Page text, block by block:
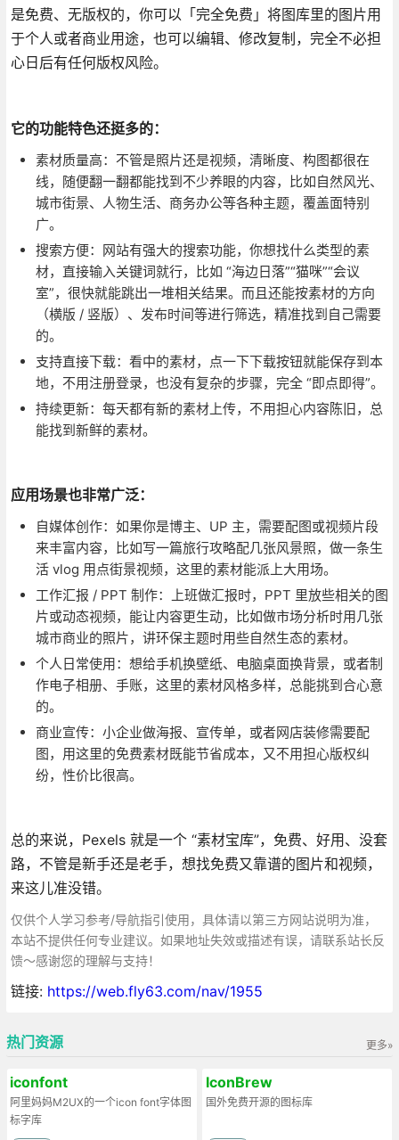
是免费、无版权的，你可以「完全免费」将图库里的图片用
于个人或者商业用途，也可以编辑、修改复制，完全不必担
心日后有任何版权风险。
它的功能特色还挺多的：
素材质量高：不管是照片还是视频，清晰度、构图都很在
线，随便翻一翻都能找到不少养眼的内容，比如自然风光、
城市街景、人物生活、商务办公等各种主题，覆盖面特别
广。
搜索方便：网站有强大的搜索功能，你想找什么类型的素
材，直接输入关键词就行，比如 “海边日落”“猫咪”“会议
室”，很快就能跳出一堆相关结果。而且还能按素材的方向
（横版 / 竖版）、发布时间等进行筛选，精准找到自己需要
的。
支持直接下载：看中的素材，点一下下载按钮就能保存到本
地，不用注册登录，也没有复杂的步骤，完全 “即点即得”。
持续更新：每天都有新的素材上传，不用担心内容陈旧，总
能找到新鲜的素材。
应用场景也非常广泛：
自媒体创作：如果你是博主、UP 主，需要配图或视频片段
来丰富内容，比如写一篇旅行攻略配几张风景照，做一条生
活 vlog 用点街景视频，这里的素材能派上大用场。
工作汇报 / PPT 制作：上班做汇报时，PPT 里放些相关的图
片或动态视频，能让内容更生动，比如做市场分析时用几张
城市商业的照片，讲环保主题时用些自然生态的素材。
个人日常使用：想给手机换壁纸、电脑桌面换背景，或者制
作电子相册、手账，这里的素材风格多样，总能挑到合心意
的。
商业宣传：小企业做海报、宣传单，或者网店装修需要配
图，用这里的免费素材既能节省成本，又不用担心版权纠
纷，性价比很高。
总的来说，Pexels 就是一个 “素材宝库”，免费、好用、没套
路，不管是新手还是老手，想找免费又靠谱的图片和视频，
来这儿准没错。
仅供个人学习参考/导航指引使用，具体请以第三方网站说明为准，
本站不提供任何专业建议。如果地址失效或描述有误，请联系站长反
馈～感谢您的理解与支持！
链接: https://web.fly63.com/nav/1955
更多»
热门资源
iconfont
阿里妈妈M2UX的一个icon font字体图
标字库
IconBrew
国外免费开源的图标库